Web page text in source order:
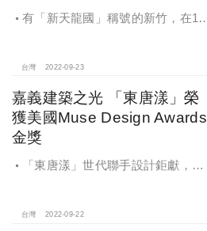
有「新天龍國」稱號的新竹，在16
便進入冷靜期，仍澆不息科技新貴買
屋的需求。
台灣 2022-09-23
嘉義建築之光 「東唐漾」榮
獲美國Muse Design Awards
金獎
「東唐漾」世代聯手設計鉅獻，由
偉建築師、德國IF獲獎白水設計李金
台灣 2022-09-22